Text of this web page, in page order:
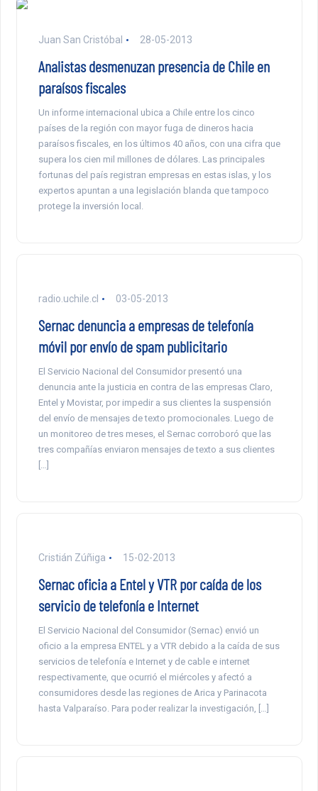
Juan San Cristóbal 28-05-2013
Analistas desmenuzan presencia de Chile en
paraísos fiscales
Un informe internacional ubica a Chile entre los cinco
países de la región con mayor fuga de dineros hacia
paraísos fiscales, en los últimos 40 años, con una cifra que
supera los cien mil millones de dólares. Las principales
fortunas del país registran empresas en estas islas, y los
expertos apuntan a una legislación blanda que tampoco
protege la inversión local.
radio.uchile.cl 03-05-2013
Sernac denuncia a empresas de telefonía
móvil por envío de spam publicitario
El Servicio Nacional del Consumidor presentó una
denuncia ante la justicia en contra de las empresas Claro,
Entel y Movistar, por impedir a sus clientes la suspensión
del envío de mensajes de texto promocionales. Luego de
un monitoreo de tres meses, el Sernac corroboró que las
tres compañías enviaron mensajes de texto a sus clientes
[…]
Cristián Zúñiga 15-02-2013
Sernac oficia a Entel y VTR por caída de los
servicio de telefonía e Internet
El Servicio Nacional del Consumidor (Sernac) envió un
oficio a la empresa ENTEL y a VTR debido a la caída de sus
servicios de telefonía e Internet y de cable e internet
respectivamente, que ocurrió el miércoles y afectó a
consumidores desde las regiones de Arica y Parinacota
hasta Valparaíso. Para poder realizar la investigación, […]